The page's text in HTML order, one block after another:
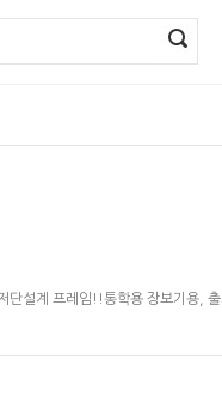
단설계 프레임!!통학용 장보기용,